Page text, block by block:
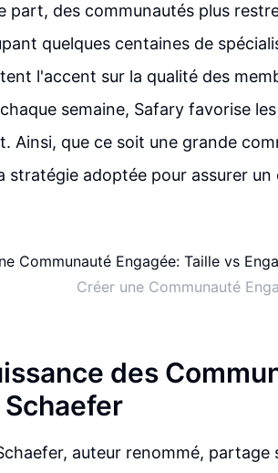
part, des communautés plus
quelques centaines de
l'accent sur la qualité des
semaine, Safary favorise
Ainsi, que ce soit une grande
stratégie adoptée pour assurer
Créer une Communauté
des
auteur renommé,